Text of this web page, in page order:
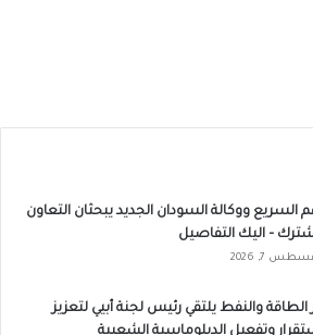
السريع ووكالة السودان الجديد يبحثان التعاون
– اليك التفاصيل
7, 2026
الطاقة والنفط يلتقي رئيس لجنة أبيي لتعزيز